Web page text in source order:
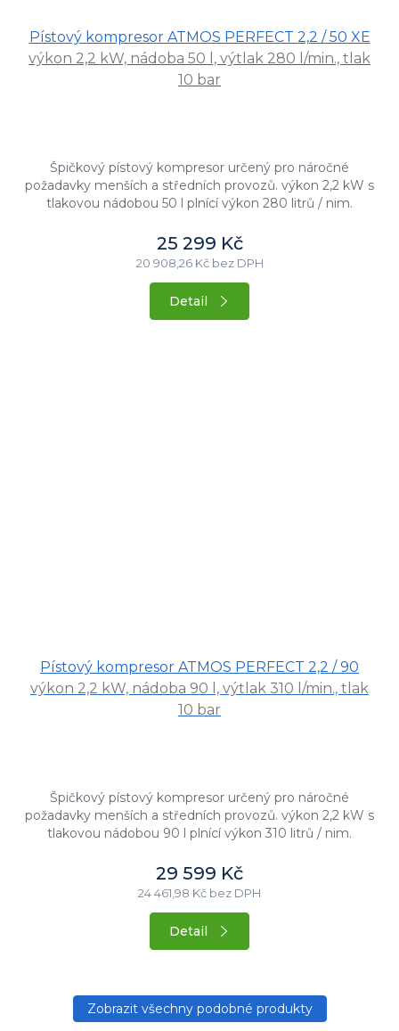
Pístový kompresor ATMOS PERFECT 2,2 / 50 XE
výkon 2,2 kW, nádoba 50 l, výtlak 280 l/min., tlak
10 bar
Špičkový pístový kompresor určený pro náročné
požadavky menších a středních provozů. výkon 2,2 kW s
tlakovou nádobou 50 l plnící výkon 280 litrů / nim.
25 299 Kč
20 908,26 Kč bez DPH
Detail
Pístový kompresor ATMOS PERFECT 2,2 / 90
výkon 2,2 kW, nádoba 90 l, výtlak 310 l/min., tlak
10 bar
Špičkový pístový kompresor určený pro náročné
požadavky menších a středních provozů. výkon 2,2 kW s
tlakovou nádobou 90 l plnící výkon 310 litrů / nim.
29 599 Kč
24 461,98 Kč bez DPH
Detail
Zobrazit všechny podobné produkty